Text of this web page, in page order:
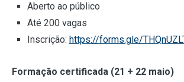
Aberto ao público
Até 200 vagas
Inscrição: https://forms.gle/
Formação certificada (21 + 22 maio)